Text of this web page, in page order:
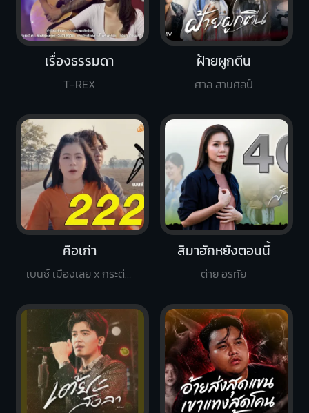
เรื่องธรรมดา
T-REX
ฝ้ายผูกตีน
ศาล สานศิลป์
คือเก่า
เบนซ์ เมืองเลย x กระต่าย พรรณิภา
สิมาฮักหยังตอนนี้
ต่าย อรทัย